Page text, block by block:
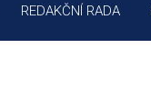
REDAKČNÍ RADA